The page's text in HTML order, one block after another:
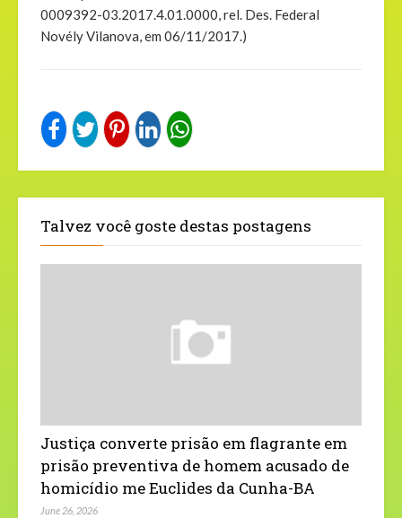
0009392-03.2017.4.01.0000, rel. Des. Federal
Novély Vilanova, em 06/11/2017.)
Talvez você goste destas postagens
Justiça converte prisão em flagrante em
prisão preventiva de homem acusado de
homicídio me Euclides da Cunha-BA
June 26, 2026